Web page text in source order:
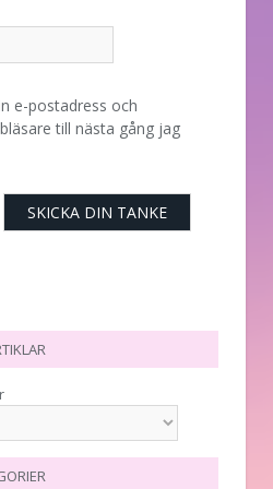
e-postadress och
till nästa gång jag